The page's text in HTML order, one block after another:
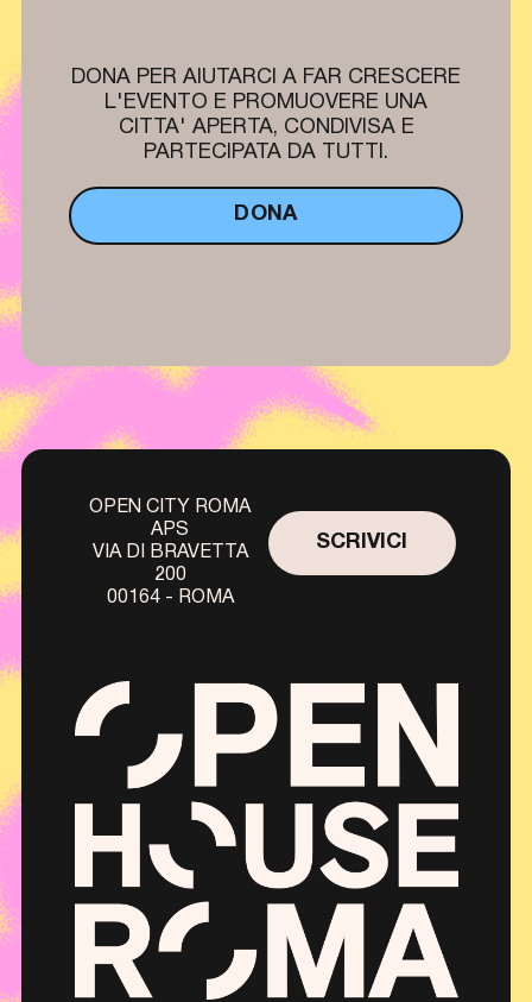
DONA PER AIUTARCI A FAR CRESCERE
L'EVENTO E PROMUOVERE UNA
CITTA' APERTA, CONDIVISA E
PARTECIPATA DA TUTTI.
DONA
OPEN CITY ROMA
APS
VIA DI BRAVETTA
200
00164 - ROMA
SCRIVICI